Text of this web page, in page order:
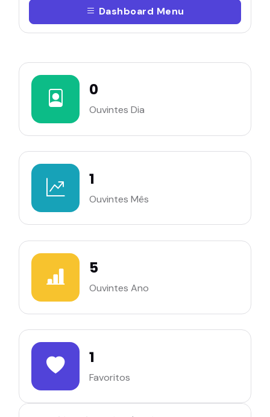
Dashboard Menu
0
Ouvintes Dia
1
Ouvintes Mês
5
Ouvintes Ano
1
Favoritos